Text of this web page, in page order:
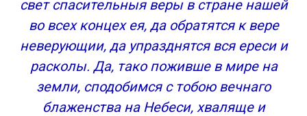
свет спасительныя веры в стране нашей
во всех концех ея, да обратятся к вере
неверующии, да упразднятся вся ереси и
расколы. Да, тако поживше в мире на
земли, сподобимся с тобою вечнаго
блаженства на Небеси, хваляще и